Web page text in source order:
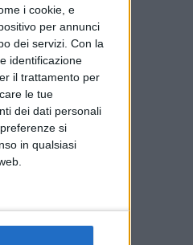
i cookie, e
per annunci
dei servizi. Con la
identificazione
il trattamento per
le tue
dei dati personali
si
in qualsiasi